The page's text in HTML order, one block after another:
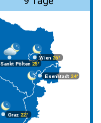
Graz 22°
Wien 26°
Eisenstadt 24°
Sankt Pölten 25°